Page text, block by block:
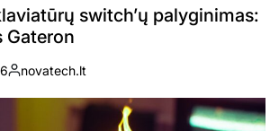
switch’ų palyginimas:
Gateron
Posted
by
novatech.lt